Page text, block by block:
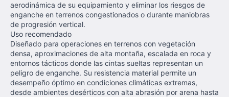
aerodinámica de su equipamiento y eliminar los riesgos de
enganche en terrenos congestionados o durante maniobras
de progresión vertical.
Uso recomendado
Diseñado para operaciones en terrenos con vegetación
densa, aproximaciones de alta montaña, escalada en roca y
entornos tácticos donde las cintas sueltas representan un
peligro de enganche. Su resistencia material permite un
desempeño óptimo en condiciones climáticas extremas,
desde ambientes desérticos con alta abrasión por arena hasta